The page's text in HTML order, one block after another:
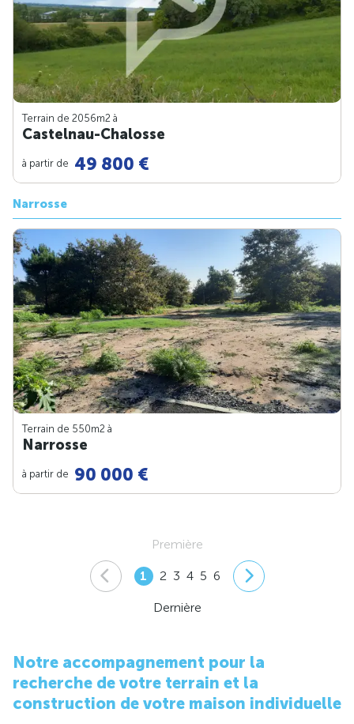
Terrain de 2056m2 à
Castelnau-Chalosse
à partir de 49 800 €
Narrosse
Terrain de 550m2 à
Narrosse
à partir de 90 000 €
Première
1 2 3 4 5 6
Dernière
Notre accompagnement pour la
recherche de votre terrain et la
construction de votre maison individuelle